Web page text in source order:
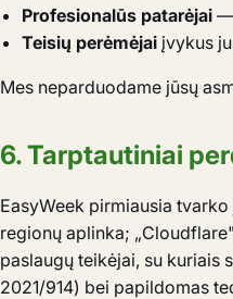
Profesionalūs patarėjai —
Teisių perėmėjai įvykus
Mes neparduodame jūsų
6. Tarptautiniai
EasyWeek pirmiausia
regionų aplinka;
paslaugų teikėjai, su kuriais
2021/914) bei papildomas